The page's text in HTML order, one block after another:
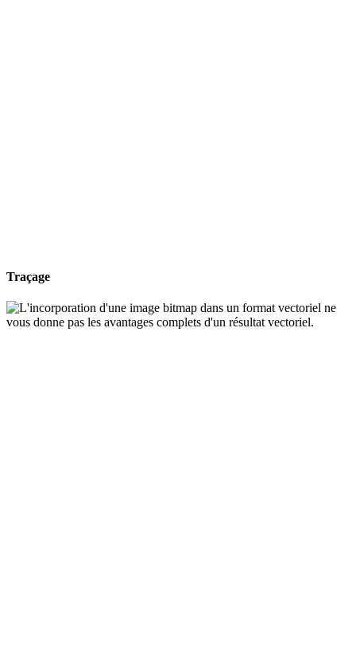
Traçage